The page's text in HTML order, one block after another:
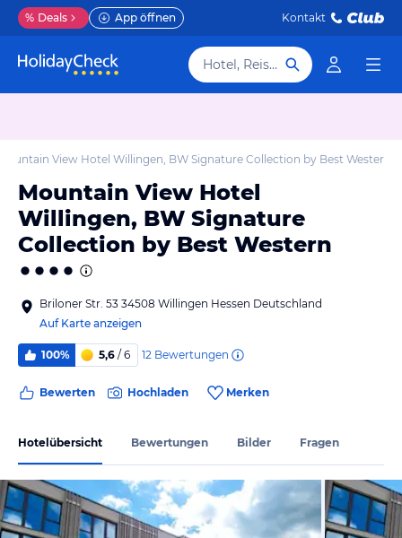
% Deals App öffnen Kontakt
Hotel, Reiseziel
View Hotel Willingen, BW Signature Collection by Best Western
Mountain View Hotel
Willingen, BW Signature
Collection by Best Western
Briloner Str. 53 34508 Willingen Hessen Deutschland
Auf Karte anzeigen
100% 5,6 / 6 12 Bewertungen
Bewerten Hochladen Merken
Hotelübersicht Bewertungen Bilder Fragen